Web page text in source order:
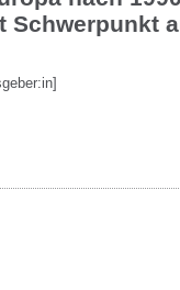
Schwerpunkt